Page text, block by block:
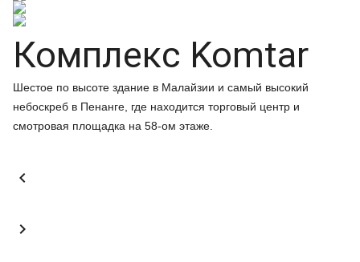
Комплекс Komtar
Шестое по высоте здание в Малайзии и самый высокий
небоскреб в Пенанге, где находится торговый центр и
смотровая площадка на 58-ом этаже.

